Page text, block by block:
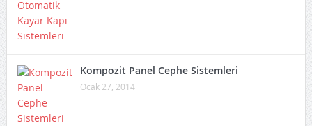
Kompozit Panel Cephe Sistemleri
Ocak 27, 2014